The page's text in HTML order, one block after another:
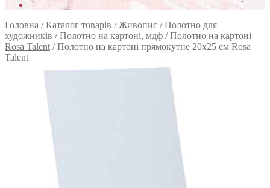
Головна /Каталог товарів /Живопис /Полотно для
художників /Полотно на картоні, мдф /Полотно на картоні
Rosa Talent /Полотно на картоні прямокутне 20х25 см Rosa
Talent